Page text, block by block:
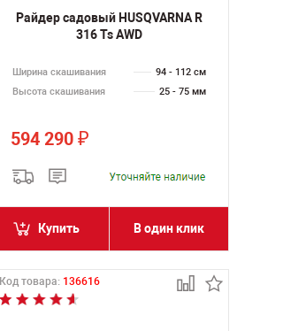
Райдер садовый HUSQVARNA R
316 Ts AWD
Ширина скашивания
94 - 112 см
Высота скашивания
25 - 75 мм
594 290₽
Купить В один клик
Код товара: 136616